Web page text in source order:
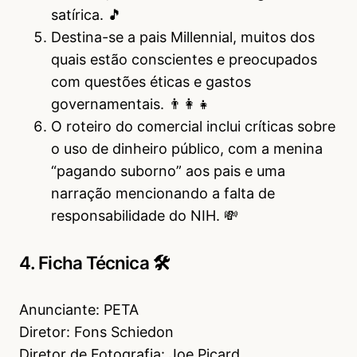
satírica. 🎵
Destina-se a pais Millennial, muitos dos
quais estão conscientes e preocupados
com questões éticas e gastos
governamentais. 👨‍👩‍👧
O roteiro do comercial inclui críticas sobre
o uso de dinheiro público, com a menina
“pagando suborno” aos pais e uma
narração mencionando a falta de
responsabilidade do NIH. 💸
4. Ficha Técnica 🛠
Anunciante: PETA
Diretor: Fons Schiedon